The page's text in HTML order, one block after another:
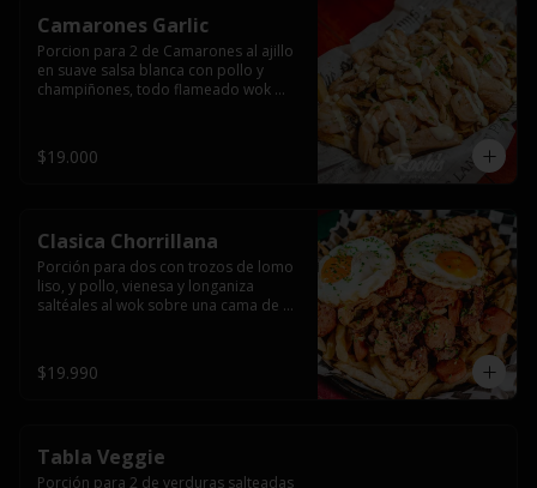
Camarones Garlic
Porcion para 2 de Camarones al ajillo
en suave salsa blanca con pollo y
champiñones, todo flameado wok
$19.000
Clasica Chorrillana
Porción para dos con trozos de lomo
liso, y pollo, vienesa y longaniza
saltéales al wok sobre una cama de
$19.990
Tabla Veggie
Porción para 2 de verduras salteadas